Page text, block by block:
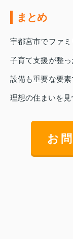
まとめ
宇都宮市でファ
子育て支援が整
設備も重要な要
理想の住まいを見
お